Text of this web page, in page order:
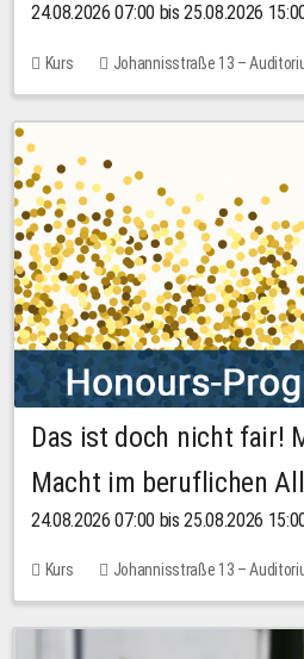
24.08.2026 07:00 bis 25.08.2026
Kurs Johannisstraße 13 –
30,00 EUR
Das ist doch nicht fair!
Macht im beruflichen
24.08.2026 07:00 bis 25.08.2026
Kurs
Johannisstraße 13 –
Keine freien Plätze